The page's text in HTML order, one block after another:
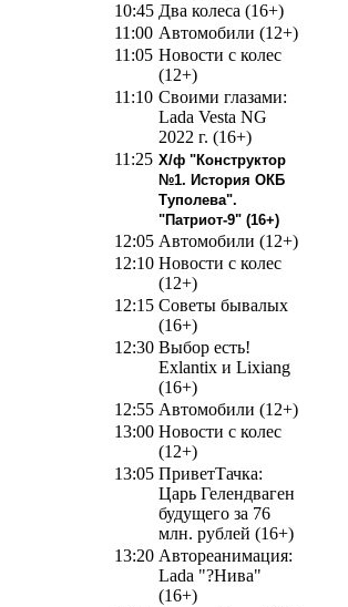
10:45 Два колеса (16+)
11:00 Автомобили (12+)
11:05 Новости с колес
(12+)
11:10 Своими глазами:
Lada Vesta NG
2022 г. (16+)
11:25 Х/ф "Конструктор
№1. История ОКБ
Туполева".
"Патриот-9" (16+)
12:05 Автомобили (12+)
12:10 Новости с колес
(12+)
12:15 Советы бывалых
(16+)
12:30 Выбор есть!
Exlantix и Lixiang
(16+)
12:55 Автомобили (12+)
13:00 Новости с колес
(12+)
13:05 ПриветТачка:
Царь Гелендваген
будущего за 76
млн. рублей (16+)
13:20 Автореанимация:
Lada "?Нива"
(16+)